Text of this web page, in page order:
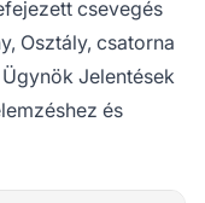
csevegés
Osztály, csatorna
Jelentések
és